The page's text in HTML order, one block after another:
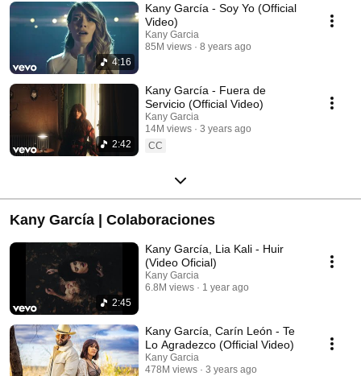
4:16
Kany García - Soy Yo (Official
Video)
Kany Garcia
85M views
8 years ago
2:42
Kany García - Fuera de
Servicio (Official Video)
Kany Garcia
14M views
3 years ago
CC
Kany García | Colaboraciones
2:45
Kany García, Lia Kali - Huir
(Video Oficial)
Kany Garcia
6.8M views
1 year ago
Kany García, Carín León - Te
Lo Agradezco (Official Video)
Kany Garcia
478M views
3 years ago